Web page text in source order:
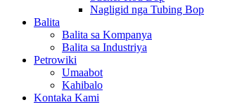
Nagligid nga Tubing Bop
Balita
Balita sa Kompanya
Balita sa Industriya
Petrowiki
Umaabot
Kahibalo
Kontaka Kami